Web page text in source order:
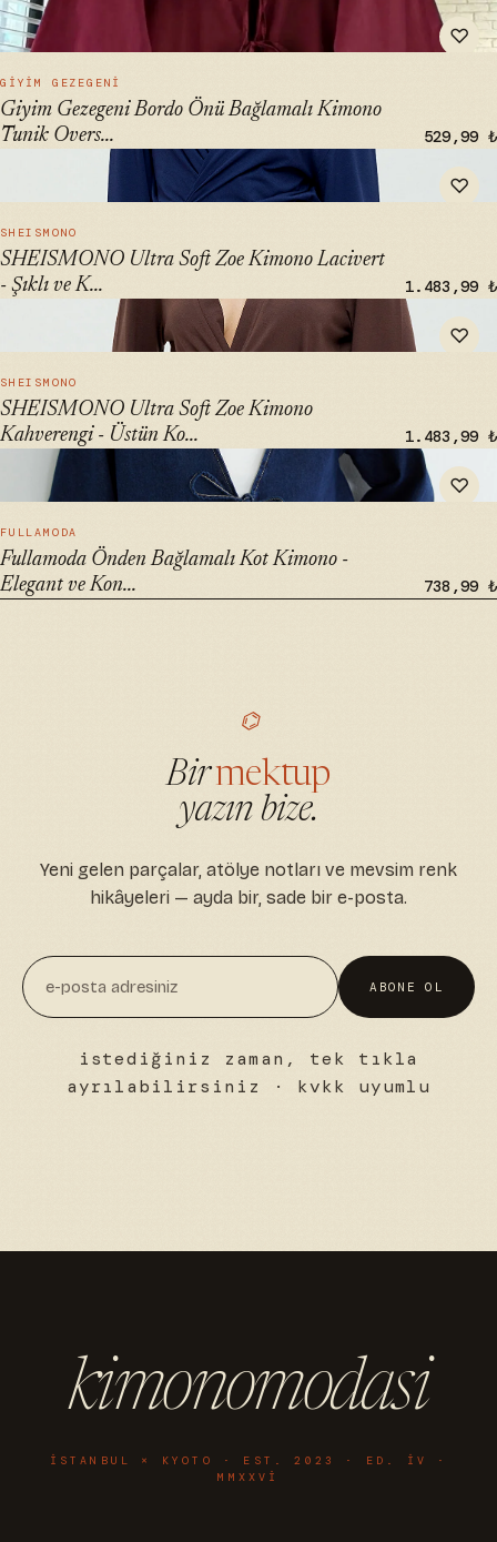
♡
" alt="Giyim Gezegeni Bordo Önü Bağlamalı Kimono Tunik
Oversize Yeni Sezon" loading="lazy">
GIYIM GEZEGENI
Giyim Gezegeni Bordo Önü Bağlamalı Kimono
Tunik Overs...
529,99 ₺
♡
" alt="SHEISMONO Ultra Soft Zoe Kimono Lacivert - Şıklı ve
Konforlu Kimono" loading="lazy">
SHEISMONO
SHEISMONO Ultra Soft Zoe Kimono Lacivert
- Şıklı ve K...
1.483,99 ₺
♡
" alt="SHEISMONO Ultra Soft Zoe Kimono Kahverengi -
Üstün Konfor ve Stil" loading="lazy">
SHEISMONO
SHEISMONO Ultra Soft Zoe Kimono
Kahverengi - Üstün Ko...
1.483,99 ₺
♡
" alt="Fullamoda Önden Bağlamalı Kot Kimono - Elegant ve
Konforlu Kaftan" loading="lazy">
FULLAMODA
Fullamoda Önden Bağlamalı Kot Kimono -
Elegant ve Kon...
738,99 ₺
⌬
Birmektup
yazın bize.
Yeni gelen parçalar, atölye notları ve mevsim renk
hikâyeleri — ayda bir, sade bir e-posta.
ABONE OL
istediğiniz zaman, tek tıkla
ayrılabilirsiniz · kvkk uyumlu
kimonomodasi
ISTANBUL × KYOTO · EST. 2023 · ED. IV ·
MMXXVI